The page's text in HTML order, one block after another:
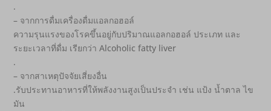
.
– จากการดื่มเครื่องดื่มแอลกอฮอล์
ความรุนแรงของโรคขึ้นอยู่กับปริมาณแอลกอฮอล์ ประเภท และ
ระยะเวลาที่ดื่ม เรียกว่า Alcoholic fatty liver
.
– จากสาเหตุปัจจัยเสี่ยงอื่น
.รับประทานอาหารที่ให้พลังงานสูงเป็นประจำ เช่น แป้ง น้ำตาล ไข
มัน